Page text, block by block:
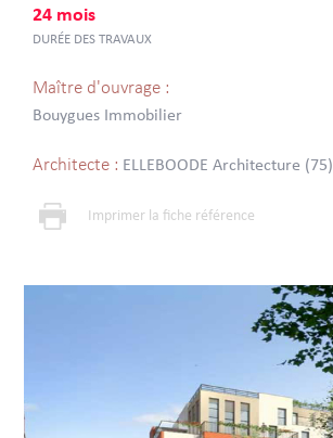
24 mois
DURÉE DES TRAVAUX
Maître d'ouvrage :
Bouygues Immobilier
Architecte : ELLEBOODE Architecture (75)
Imprimer la fiche référence